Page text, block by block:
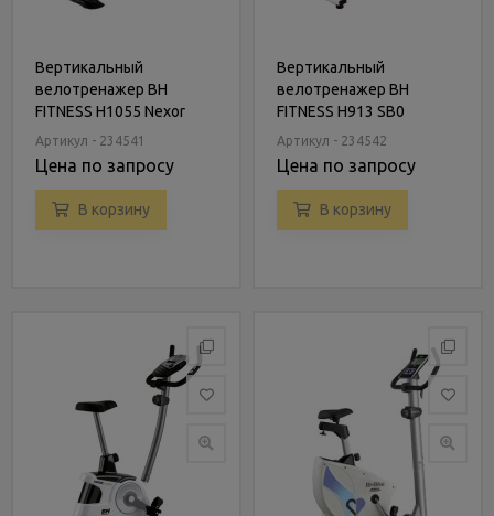
Вертикальный
велотренажер BH
FITNESS H1055 Nexor
Plus
Артикул - 234541
Цена по запросу
В корзину
Вертикальный
велотренажер BH
FITNESS H913 SB0
Артикул - 234542
Цена по запросу
В корзину